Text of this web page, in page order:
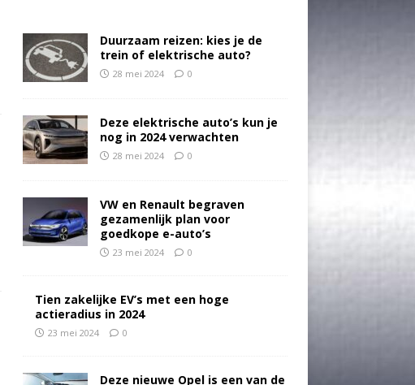
Duurzaam reizen: kies je de
trein of elektrische auto?
28 mei 2024 0
Deze elektrische auto’s kun je
nog in 2024 verwachten
28 mei 2024 0
VW en Renault begraven
gezamenlijk plan voor
goedkope e-auto’s
23 mei 2024 0
Tien zakelijke EV’s met een hoge
actieradius in 2024
23 mei 2024 0
Deze nieuwe Opel is een van de